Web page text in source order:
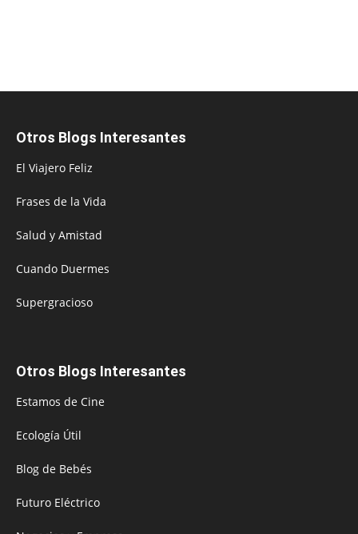
Otros Blogs Interesantes
El Viajero Feliz
Frases de la Vida
Salud y Amistad
Cuando Duermes
Supergracioso
Otros Blogs Interesantes
Estamos de Cine
Ecología Útil
Blog de Bebés
Futuro Eléctrico